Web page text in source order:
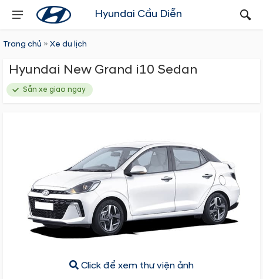
Hyundai Cầu Diễn
Trang chủ » Xe du lịch
Click để xem thư viện ảnh
Hyundai New Grand i10 Sedan
Sẵn xe giao ngay